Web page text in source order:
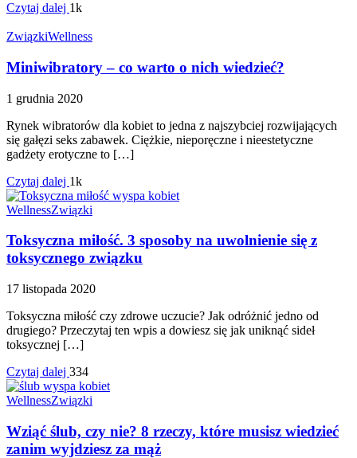
Czytaj dalej 1k
ZwiązkiWellness
Miniwibratory – co warto o nich wiedzieć?
1 grudnia 2020
Rynek wibratorów dla kobiet to jedna z najszybciej rozwijających
się gałęzi seks zabawek. Ciężkie, nieporęczne i nieestetyczne
gadżety erotyczne to […]
Czytaj dalej 1k
WellnessZwiązki
Toksyczna miłość. 3 sposoby na uwolnienie się z
toksycznego związku
17 listopada 2020
Toksyczna miłość czy zdrowe uczucie? Jak odróżnić jedno od
drugiego? Przeczytaj ten wpis a dowiesz się jak uniknąć sideł
toksycznej […]
Czytaj dalej 334
WellnessZwiązki
Wziąć ślub, czy nie? 8 rzeczy, które musisz wiedzieć
zanim wyjdziesz za mąż